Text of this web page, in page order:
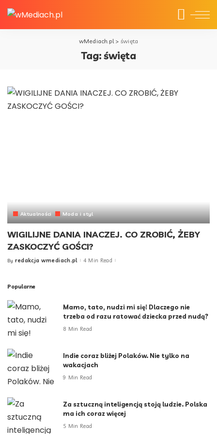
wMediach.pl> święta
Tag:święta
Aktualności Moda i styl
WIGILIJNE DANIA INACZEJ. CO ZROBIĆ, ŻEBY
ZASKOCZYĆ GOŚCI?
By redakcja wmediach.pl 4 Min Read
Popularne
Mamo, tato, nudzi mi się! Dlaczego nie
trzeba od razu ratować dziecka przed nudą?
8 Min Read
Indie coraz bliżej Polaków. Nie tylko na
wakacjach
9 Min Read
Za sztuczną inteligencją stoją ludzie. Polska
ma ich coraz więcej
5 Min Read